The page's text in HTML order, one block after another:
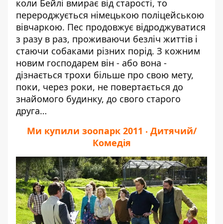
коли Бейлі вмирає від старості, то
перероджується німецькою поліцейською
вівчаркою. Пес продовжує відроджуватися
з разу в раз, проживаючи безліч життів і
стаючи собаками різних порід. З кожним
новим господарем він - або вона -
дізнається трохи більше про свою мету,
поки, через роки, не повертається до
знайомого будинку, до свого старого
друга…
Ми купили зоопарк 2011 ‧ Дитячий/
Комедія